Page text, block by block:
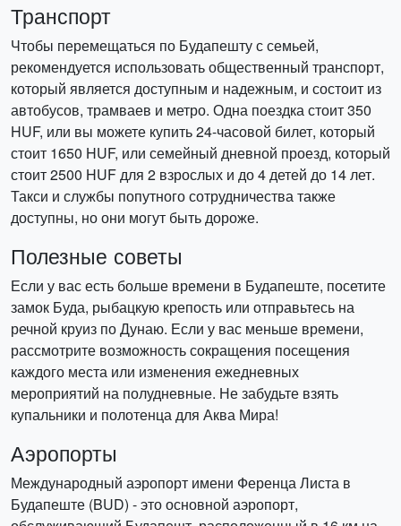
Транспорт
Чтобы перемещаться по Будапешту с семьей,
рекомендуется использовать общественный транспорт,
который является доступным и надежным, и состоит из
автобусов, трамваев и метро. Одна поездка стоит 350
HUF, или вы можете купить 24-часовой билет, который
стоит 1650 HUF, или семейный дневной проезд, который
стоит 2500 HUF для 2 взрослых и до 4 детей до 14 лет.
Такси и службы попутного сотрудничества также
доступны, но они могут быть дороже.
Полезные советы
Если у вас есть больше времени в Будапеште, посетите
замок Буда, рыбацкую крепость или отправьтесь на
речной круиз по Дунаю. Если у вас меньше времени,
рассмотрите возможность сокращения посещения
каждого места или изменения ежедневных
мероприятий на полудневные. Не забудьте взять
купальники и полотенца для Аква Мира!
Аэропорты
Международный аэропорт имени Ференца Листа в
Будапеште (BUD) - это основной аэропорт,